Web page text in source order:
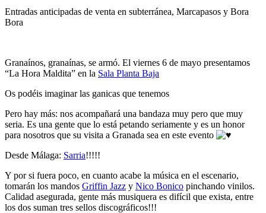
Entradas anticipadas de venta en subterránea, Marcapasos y Bora
Bora
Granaínos, granaínas, se armó. El viernes 6 de mayo presentamos
“La Hora Maldita” en la Sala Planta Baja
Os podéis imaginar las ganicas que tenemos
Pero hay más: nos acompañará una bandaza muy pero que muy
seria. Es una gente que lo está petando seriamente y es un honor
para nosotros que su visita a Granada sea en este evento
Desde Málaga: Sarria!!!!!
Y por si fuera poco, en cuanto acabe la música en el escenario,
tomarán los mandos Griffin Jazz y Nico Bonico pinchando vinilos.
Calidad asegurada, gente más musiquera es difícil que exista, entre
los dos suman tres sellos discográficos!!!